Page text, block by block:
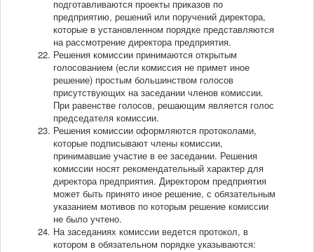
подготавливаются проекты приказов по
предприятию, решений или поручений директора,
которые в установленном порядке представляются
на рассмотрение директора предприятия.
Решения комиссии принимаются открытым
голосованием (если комиссия не примет иное
решение) простым большинством голосов
присутствующих на заседании членов комиссии.
При равенстве голосов, решающим является голос
председателя комиссии.
Решения комиссии оформляются протоколами,
которые подписывают члены комиссии,
принимавшие участие в ее заседании. Решения
комиссии носят рекомендательный характер для
директора предприятия. Директором предприятия
может быть принято иное решение, с обязательным
указанием мотивов по которым решение комиссии
не было учтено.
На заседаниях комиссии ведется протокол, в
котором в обязательном порядке указываются: